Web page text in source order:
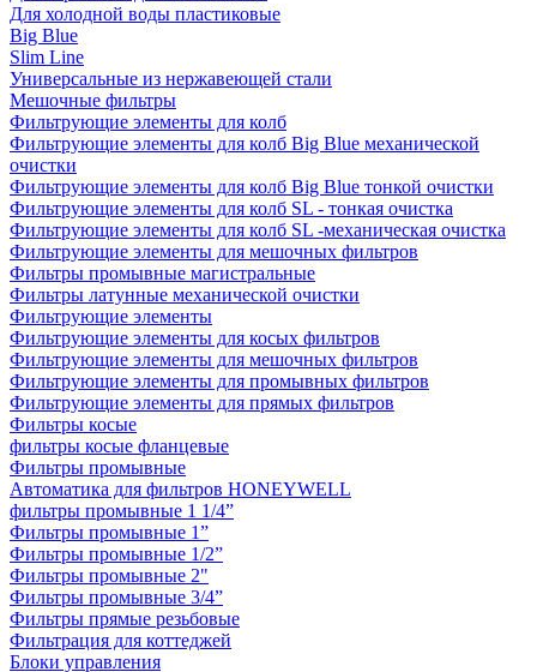
Для холодной воды пластиковые
Big Blue
Slim Line
Универсальные из нержавеющей стали
Мешочные фильтры
Фильтрующие элементы для колб
Фильтрующие элементы для колб Big Blue механической
очистки
Фильтрующие элементы для колб Big Blue тонкой очистки
Фильтрующие элементы для колб SL - тонкая очистка
Фильтрующие элементы для колб SL -механическая очистка
Фильтрующие элементы для мешочных фильтров
Фильтры промывные магистральные
Фильтры латунные механической очистки
Фильтрующие элементы
Фильтрующие элементы для косых фильтров
Фильтрующие элементы для мешочных фильтров
Фильтрующие элементы для промывных фильтров
Фильтрующие элементы для прямых фильтров
Фильтры косые
фильтры косые фланцевые
Фильтры промывные
Автоматика для фильтров HONEYWELL
фильтры промывные 1 1/4”
Фильтры промывные 1”
Фильтры промывные 1/2”
Фильтры промывные 2"
Фильтры промывные 3/4”
Фильтры прямые резьбовые
Фильтрация для коттеджей
Блоки управления